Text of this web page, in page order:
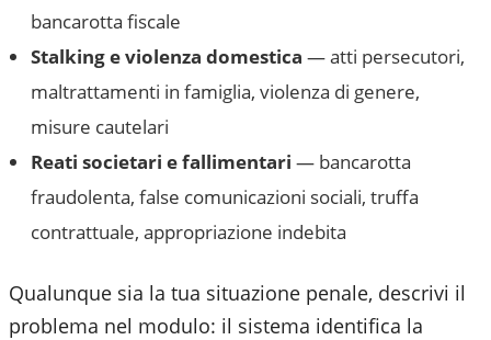
bancarotta fiscale
Stalking e violenza domestica — atti persecutori,
maltrattamenti in famiglia, violenza di genere,
misure cautelari
Reati societari e fallimentari — bancarotta
fraudolenta, false comunicazioni sociali, truffa
contrattuale, appropriazione indebita
Qualunque sia la tua situazione penale, descrivi il
problema nel modulo: il sistema identifica la